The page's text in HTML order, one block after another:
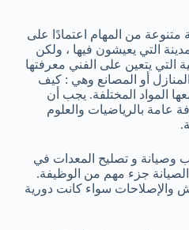
متنوعة من المهام اعتمادًا على
التي يعيشون فيها ، ولكن
التي يتعين على الفني معرفتها
أو المصانع وهي : كيف
المواد المختلفة. يجب أن
عامة بالرياضيات والعلوم
وصيانة و تصليح المعدات في
الصيانة جزء مهم من الوظيفة.
والإصلاحات سواء كانت دورية